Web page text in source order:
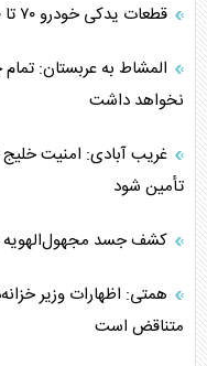
قطعات یدکی خودرو ۷۰ تا ۸۰ درصد گران شد
المشاط به عربستان:
نخواهد داشت
غریب آبادی: امنیت
تأمین شود
کشف جسد
همتی: اظهارات وزیر
متناقض است